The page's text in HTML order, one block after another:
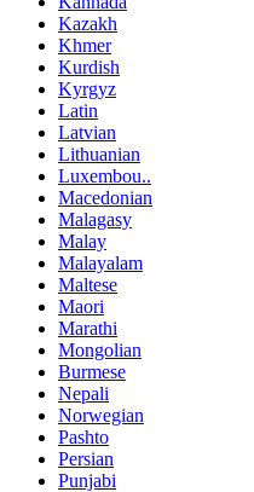
Kazakh
Khmer
Kurdish
Kyrgyz
Latin
Latvian
Lithuanian
Luxembou..
Macedonian
Malagasy
Malay
Malayalam
Maltese
Maori
Marathi
Mongolian
Burmese
Nepali
Norwegian
Pashto
Persian
Punjabi